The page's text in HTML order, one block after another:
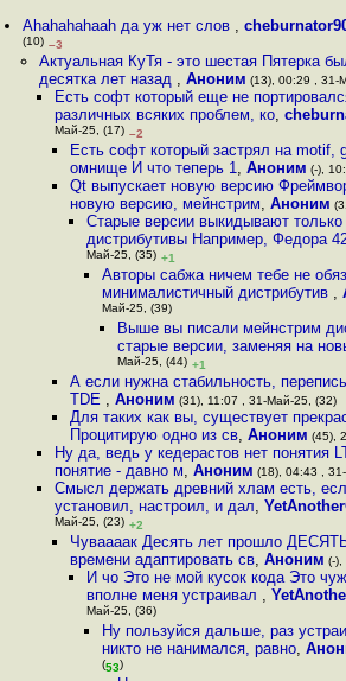
Ahahahahaah да уж нет слов ,
(10) –3
Актуальная КуТя - это шестая Пятерка
десятка лет назад , Аноним (13), 00:29 , 31-
Есть софт который еще не
различных всяких проблем, ко,
Май-25, (17) –2
Есть софт который застрял на motif,
омнище И что теперь 1,Аноним (-),
Qt выпускает новую версию
новую версию, мейнстрим,Аноним
Старые версии выкидывают
дистрибутивы Например, Федора
Май-25, (35) +1
Авторы сабжа ничем тебе не
минималистичный дистрибутив ,
Май-25, (39)
Выше вы писали мейнстрим
старые версии, заменяя на
Май-25, (44) +1
А если нужна стабильность,
TDE ,Аноним (31), 11:07 , 31-Май-25, (32)
Для таких как вы, существует
Процитирую одно из св,Аноним (45),
Ну да, ведь у кедерастов нет понятия
понятие - давно м, Аноним (18), 04:43 ,
Смысл держать древний хлам есть,
установил, настроил, и дал,
Май-25, (23) +2
Чуваааак Десять лет прошло
времени адаптировать св,Аноним (-
И чо Это не мой кусок кода Это
вполне меня устраивал ,
Май-25, (36)
Ну пользуйся дальше, раз
никто не нанимался, равно,
(53)